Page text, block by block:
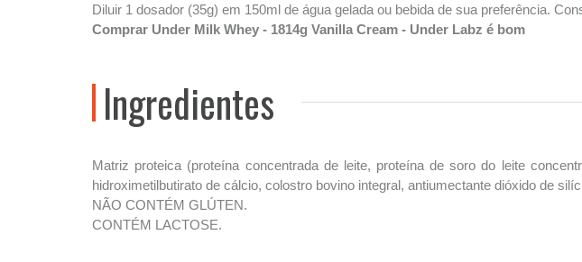
Diluir 1 dosador (35g) em 150ml de água gelada ou bebida de sua preferência.
Comprar Under Milk Whey - 1814g Vanilla Cream - Under Labz é bom
Ingredientes
Matriz proteica (proteína concentrada de leite, proteína de soro do leite
hidroximetilbutirato de cálcio, colostro bovino integral, antiumectante dióxido de
NÃO CONTÉM GLÚTEN.
CONTÉM LACTOSE.